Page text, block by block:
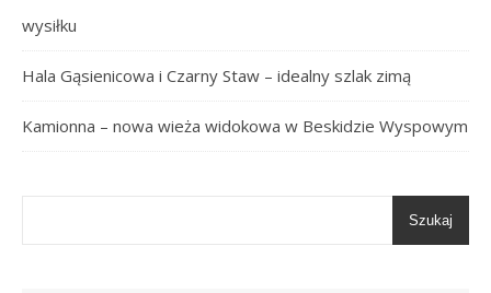
wysiłku
Hala Gąsienicowa i Czarny Staw – idealny szlak zimą
Kamionna – nowa wieża widokowa w Beskidzie Wyspowym
Szukaj